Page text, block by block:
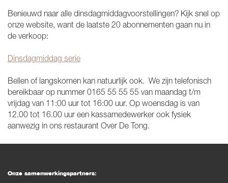
Benieuwd naar alle dinsdagmiddagvoorstellingen? Kijk snel op
onze website, want de laatste 20 abonnementen gaan nu in
de verkoop:
Dinsdagmiddag serie
Bellen of langskomen kan natuurlijk ook. We zijn telefonisch
bereikbaar op nummer 0165 55 55 55 van maandag t/m
vrijdag van 11:00 uur tot 16:00 uur. Op woensdag is van
12.00 tot 16.00 uur een kassamedewerker ook fysiek
aanwezig in ons restaurant Over De Tong.
Onze samenwerkingspartners: